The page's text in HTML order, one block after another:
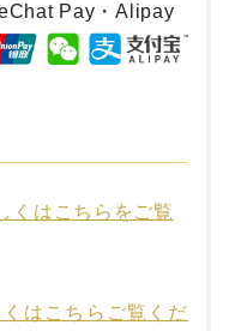
Pay・Alipay
くはこちらをご覧
はこちらご覧くだ